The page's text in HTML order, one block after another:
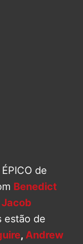
de
Benedict
Jacob
estão de
, Andrew